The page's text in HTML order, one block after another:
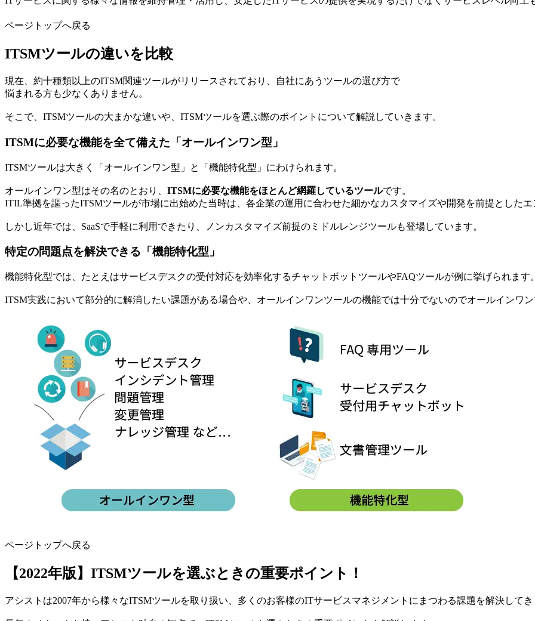
ページトップへ戻る
ITSMツールの違いを比較
現在、約十種類以上のITSM関連ツールがリリースされており、自社にあうツールの選び方で
悩まれる方も少なくありません。
そこで、ITSMツールの大まかな違いや、ITSMツールを選ぶ際のポイントについて解説していきます。
ITSMに必要な機能を全て備えた「オールインワン型」
ITSMツールは大きく「オールインワン型」と「機能特化型」にわけられます。
オールインワン型はその名のとおり、 ITSMに必要な機能をほとんど網羅しているツールです。
ITIL準拠を謳ったITSMツールが市場に出始めた当時は、各企業の運用に合わせた細かなカスタマイズや開発を前提としたエ
しかし近年では、SaaSで手軽に利用できたり、ノンカスタマイズ前提のミドルレンジツールも登場しています。
特定の問題点を解決できる「機能特化型」
機能特化型では、たとえはサービスデスクの受付対応を効率化するチャットボットツールやFAQツールが例に挙げられます。
ITSM実践において部分的に解消したい課題がある場合や、オールインワンツールの機能では十分でないのでオールインワ
ページトップへ戻る
【2022年版】ITSMツールを選ぶときの重要ポイント！
アシストは2007年から様々なITSMツールを取り扱い、多くのお客様のITサービスマネジメントにまつわる課題を解決してき